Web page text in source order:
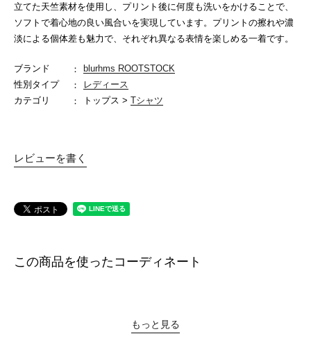
立てた天竺素材を使用し、プリント後に何度も洗いをかけることで、
ソフトで着心地の良い風合いを実現しています。プリントの擦れや濃
淡による個体差も魅力で、それぞれ異なる表情を楽しめる一着です。
ブランド
blurhms ROOTSTOCK
性別タイプ
レディース
カテゴリ
トップス > Tシャツ
レビューを書く
この商品を使ったコーディネート
もっと見る